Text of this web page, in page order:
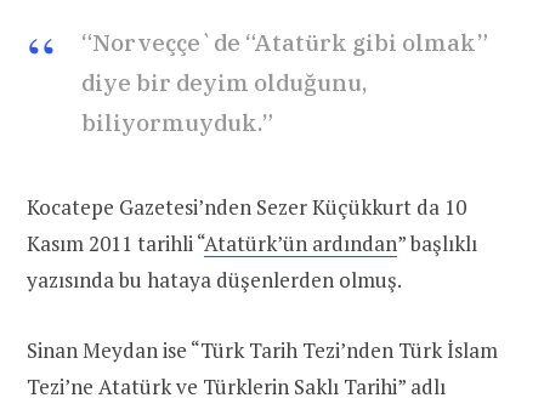
“Norveççe`de “Atatürk gibi olmak”
diye bir deyim olduğunu,
biliyormuyduk.”
Kocatepe Gazetesi’nden Sezer Küçükkurt da 10
Kasım 2011 tarihli “Atatürk’ün ardından” başlıklı
yazısında bu hataya düşenlerden olmuş.
Sinan Meydan ise “Türk Tarih Tezi’nden Türk İslam
Tezi’ne Atatürk ve Türklerin Saklı Tarihi” adlı